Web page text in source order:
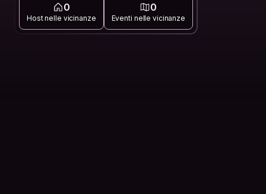
0
Host nelle vicinanze
0
Eventi nelle vicinanze